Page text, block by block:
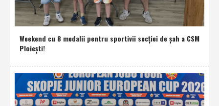
Weekend cu 8 medalii pentru sportivii secţiei de şah a CSM
Ploieşti!